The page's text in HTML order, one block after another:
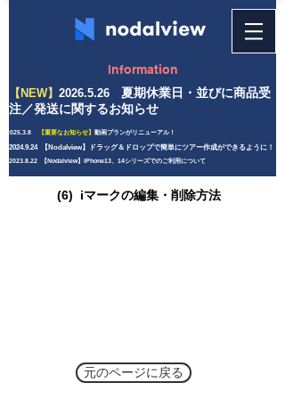
Information
【NEW】 2026.5.26 夏期休業日・並びに商品受
注／発送に関するお知らせ
2025.3.8 【重要なお知らせ】 動画プランがリニューアル！
2024.9.24 【Nodalview】ドラッグ＆ドロップで簡単にツアー作成ができるように！
2023.8.22 【Nodalview】iPhone13、14シリーズでのご利用について
(6) iマークの編集・削除方法
元のページに戻る